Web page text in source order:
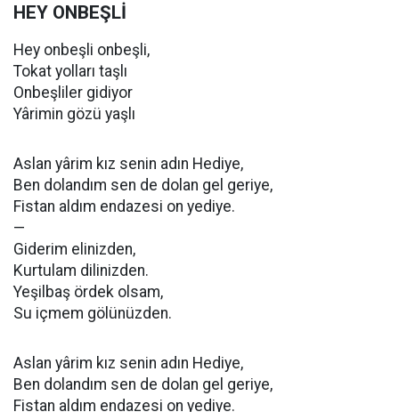
HEY ONBEŞLİ
Hey onbeşli onbeşli,
Tokat yolları taşlı
Onbeşliler gidiyor
Yârimin gözü yaşlı
Aslan yârim kız senin adın Hediye,
Ben dolandım sen de dolan gel geriye,
Fistan aldım endazesi on yediye.
—
Giderim elinizden,
Kurtulam dilinizden.
Yeşilbaş ördek olsam,
Su içmem gölünüzden.
Aslan yârim kız senin adın Hediye,
Ben dolandım sen de dolan gel geriye,
Fistan aldım endazesi on yediye.